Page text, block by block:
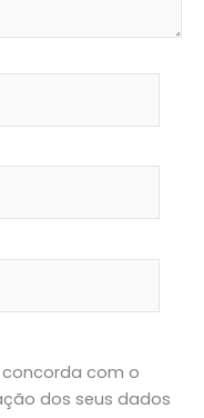
concorda com o
dos seus dados